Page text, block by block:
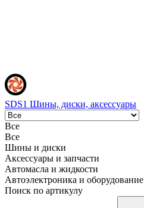
SDS1 Шины, диски, аксессуары
Все
Все
Шины и диски
Аксессуары и запчасти
Автомасла и жидкости
Автоэлектроника и оборудование
Поиск по артикулу